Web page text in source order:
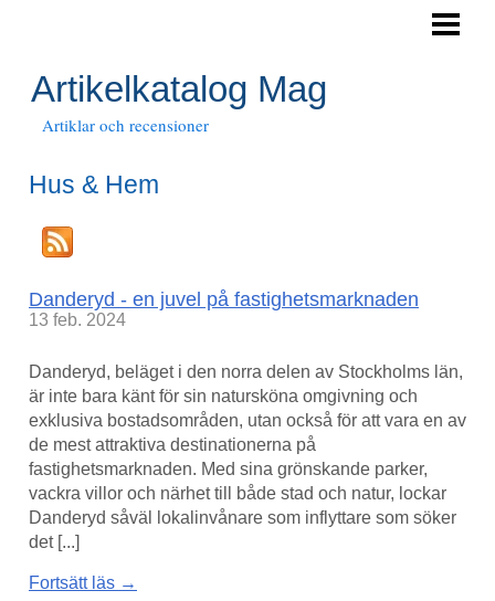
Artikelkatalog Mag
Artiklar och recensioner
Hus & Hem
Danderyd - en juvel på fastighetsmarknaden
13 feb. 2024
Danderyd, beläget i den norra delen av Stockholms län,
är inte bara känt för sin natursköna omgivning och
exklusiva bostadsområden, utan också för att vara en av
de mest attraktiva destinationerna på
fastighetsmarknaden. Med sina grönskande parker,
vackra villor och närhet till både stad och natur, lockar
Danderyd såväl lokalinvånare som inflyttare som söker
det [...]
Fortsätt läs →